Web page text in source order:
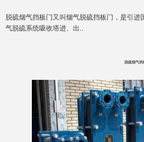
脱硫烟气挡板门又叫烟气脱硫挡板门，是引
气脱硫系统吸收塔进、出..
脱硫烟气挡